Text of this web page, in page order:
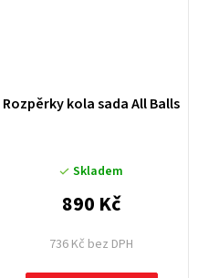
Rozpěrky kola sada All Balls
Skladem
736 Kč bez DPH
890 Kč